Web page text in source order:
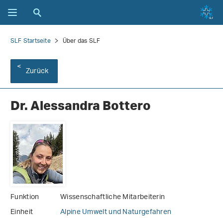
SLF Startseite Über das SLF
Zurück
Dr. Alessandra Bottero
Funktion
Wissenschaftliche Mitarbeiterin
Einheit
Alpine Umwelt und Naturgefahren